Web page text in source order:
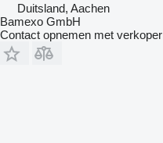
Duitsland, Aachen
Bamexo GmbH
Contact opnemen met verkoper